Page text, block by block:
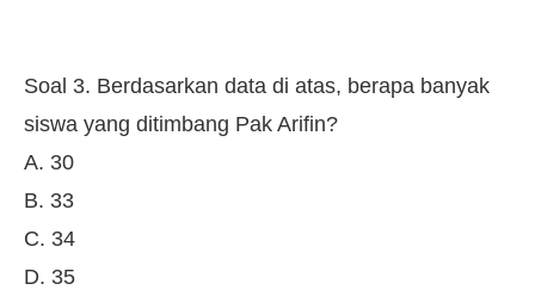
Soal 3. Berdasarkan data di atas, berapa banyak
siswa yang ditimbang Pak Arifin?
A. 30
B. 33
C. 34
D. 35